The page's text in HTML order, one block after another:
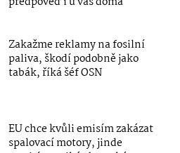
Zakažme reklamy na fosilní
paliva, škodí podobně jako
tabák, říká šéf OSN
EU chce kvůli emisím zakázat
spalovací motory, jinde